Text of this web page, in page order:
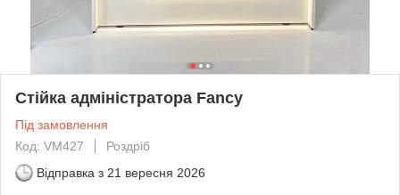
Стійка адміністратора Fancy
Під замовлення
Код: VM427
Роздріб
Відправка з 21 вересня 2026